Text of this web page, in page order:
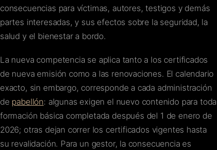
consecuencias para víctimas, autores, testigos y demás
partes interesadas, y sus efectos sobre la seguridad, la
salud y el bienestar a bordo.
La nueva competencia se aplica tanto a los certificados
de nueva emisión como a las renovaciones. El calendario
exacto, sin embargo, corresponde a cada administración
de pabellón: algunas exigen el nuevo contenido para toda
formación básica completada después del 1 de enero de
2026; otras dejan correr los certificados vigentes hasta
su revalidación. Para un gestor, la consecuencia es